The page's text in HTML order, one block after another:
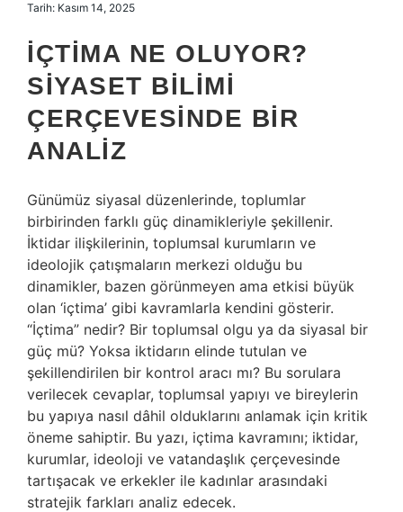
Tarih: Kasım 14, 2025
İÇTIMA NE OLUYOR?
SIYASET BILIMI
ÇERÇEVESINDE BIR
ANALIZ
Günümüz siyasal düzenlerinde, toplumlar
birbirinden farklı güç dinamikleriyle şekillenir.
İktidar ilişkilerinin, toplumsal kurumların ve
ideolojik çatışmaların merkezi olduğu bu
dinamikler, bazen görünmeyen ama etkisi büyük
olan ‘içtima’ gibi kavramlarla kendini gösterir.
“İçtima” nedir? Bir toplumsal olgu ya da siyasal bir
güç mü? Yoksa iktidarın elinde tutulan ve
şekillendirilen bir kontrol aracı mı? Bu sorulara
verilecek cevaplar, toplumsal yapıyı ve bireylerin
bu yapıya nasıl dâhil olduklarını anlamak için kritik
öneme sahiptir. Bu yazı, içtima kavramını; iktidar,
kurumlar, ideoloji ve vatandaşlık çerçevesinde
tartışacak ve erkekler ile kadınlar arasındaki
stratejik farkları analiz edecek.